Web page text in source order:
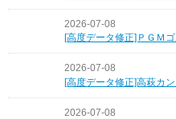
2026-07-08
[高度データ修正]ＰＧＭ
2026-07-08
[高度データ修正]高萩カ
2026-07-08